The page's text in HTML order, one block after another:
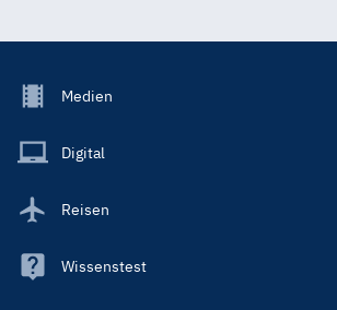
Footer
Main
Medien
Digital
Reisen
Wissenstest